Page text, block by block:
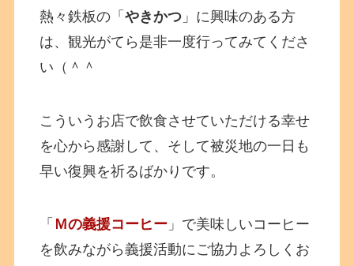
熱々鉄板の「やきかつ 」に興味のある方
は、観光がてら是非一度行ってみてくださ
い（＾＾
こういうお店で飲食させていただける幸せ
を心から感謝して、そして被災地の一日も
早い復興を祈るばかりです。
「 Ｍの義援コーヒー 」で美味しいコーヒー
を飲みながら義援活動にご協力よろしくお